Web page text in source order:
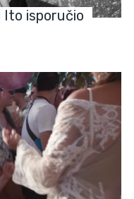
Ito isporučio